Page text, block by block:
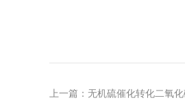
上一篇： 无机硫催化转化二氧